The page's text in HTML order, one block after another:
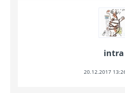
intra
20.12.2017